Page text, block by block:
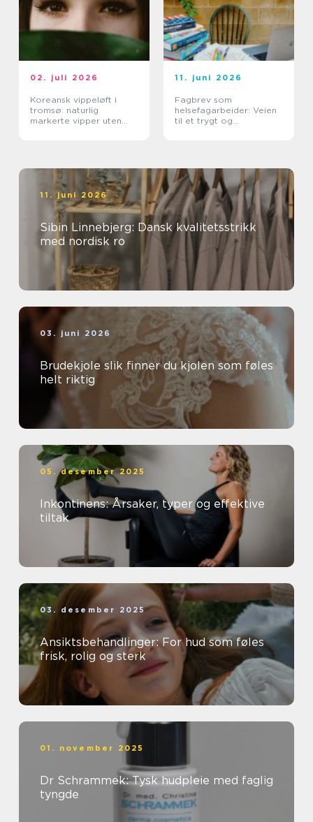
02. juli 2026
Koreansk vippeløft i
tromsø: naturlig
markerte vipper uten
11. juni 2026
Fagbrev som
helsefagarbeider: Veien
til et trygt og
11. juni 2026
Sibin Linnebjerg: Dansk kvalitetsstrikk
med nordisk ro
03. juni 2026
Brudekjole slik finner du kjolen som føles
helt riktig
05. desember 2025
Inkontinens: Årsaker, typer og effektive
tiltak
03. desember 2025
Ansiktsbehandlinger: For hud som føles
frisk, rolig og sterk
01. november 2025
Dr Schrammek: Tysk hudpleie med faglig
tyngde